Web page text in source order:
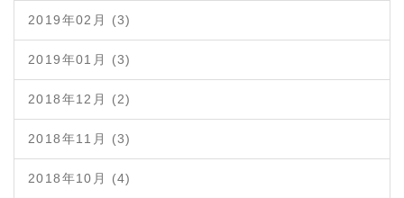
2019年02月 (3)
2019年01月 (3)
2018年12月 (2)
2018年11月 (3)
2018年10月 (4)